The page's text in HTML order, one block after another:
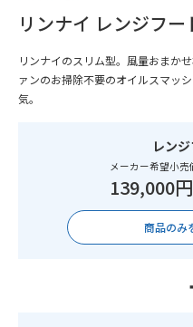
リンナイ レンジフー
リンナイのスリム型。風量おまか
ァンのお掃除不要のオイルスマッ
気。
レン
メーカー希望小売
139,000円
商品のみ